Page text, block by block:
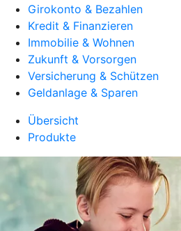
Girokonto & Bezahlen
Kredit & Finanzieren
Immobilie & Wohnen
Zukunft & Vorsorgen
Versicherung & Schützen
Geldanlage & Sparen
Übersicht
Produkte